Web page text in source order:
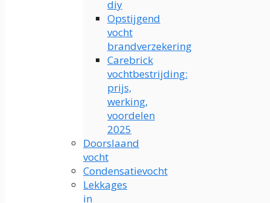
diy
Opstijgend
vocht
brandverzekering
Carebrick
vochtbestrijding:
prijs,
werking,
voordelen
2025
Doorslaand
vocht
Condensatievocht
Lekkages
in